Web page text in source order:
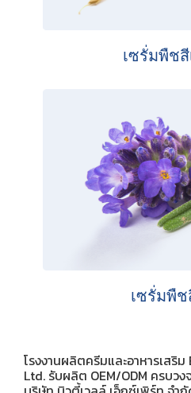
เซรั่มพืชสี
เซรั่มพืช
โรงงานผลิตครีมและอาหารเสริ
Ltd. รับผลิต OEM/ODM ครบว